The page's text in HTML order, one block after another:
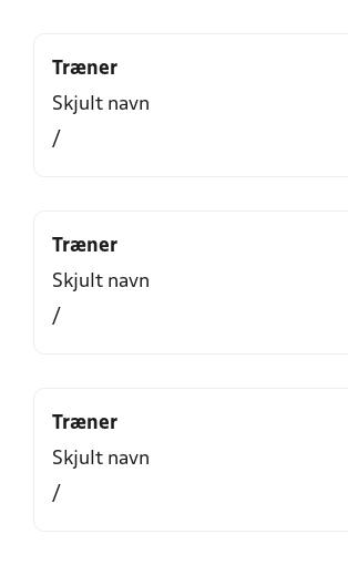
Træner
Skjult navn
/
Træner
Skjult navn
/
Træner
Skjult navn
/